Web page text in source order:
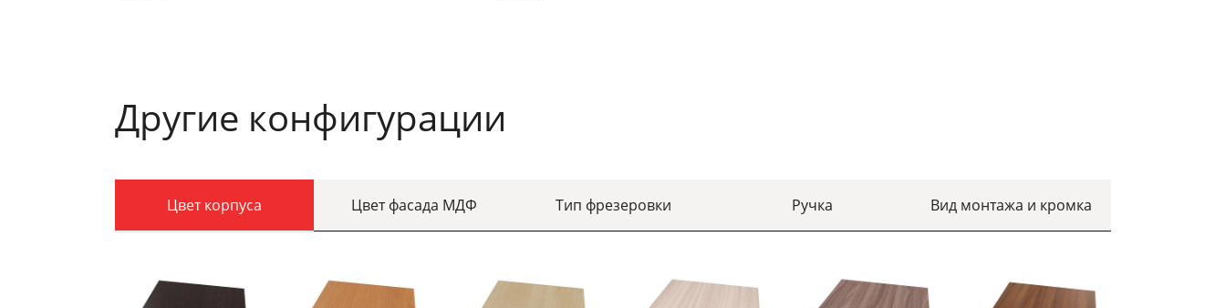
Другие конфигурации
Цвет корпуса Цвет фасада МДФ Тип фрезеровки Ручка Вид монтажа и кромка